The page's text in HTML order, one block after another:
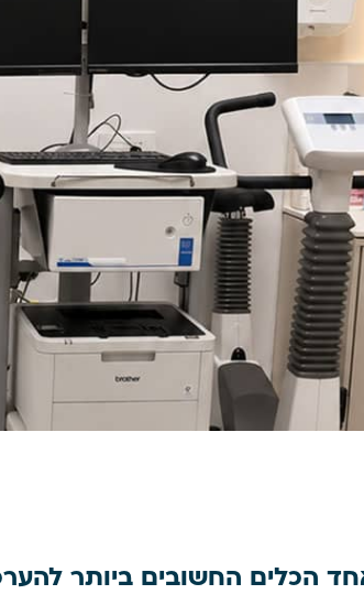
הכלים החשובים ביותר